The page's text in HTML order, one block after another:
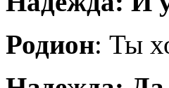
Родион: Ты